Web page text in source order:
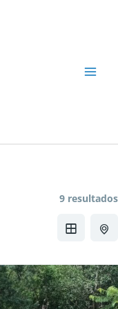
9 resultados